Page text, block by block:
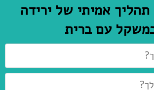
אמיתי של ירידה
עם ברית